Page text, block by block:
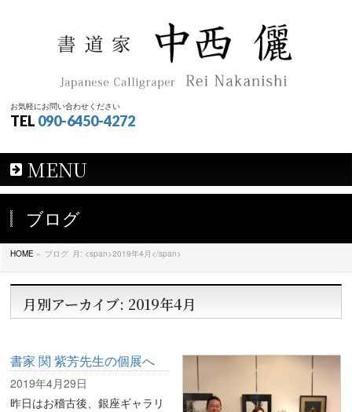
お気軽にお問い合わせください
TEL 090-6450-4272
MENU
ブログ
HOME » ブログ 月: <span>2019年4月</span>
月別アーカイブ: 2019年4月
書家 関 紫芳先生の個展へ
2019年4月29日
昨日はお稽古後、銀座ギャラリ